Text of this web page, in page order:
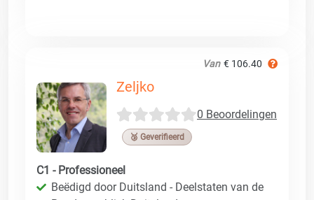
Van € 106.40
Zeljko
0 Beoordelingen
🥉 Geverifieerd
C1 - Professioneel
Beëdigd door Duitsland - Deelstaten van de